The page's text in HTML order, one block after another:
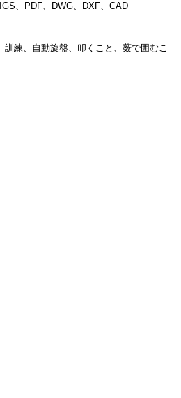
、PDF、DWG、DXF、CAD
訓練、自動旋盤、叩くこと、薮で囲むこ